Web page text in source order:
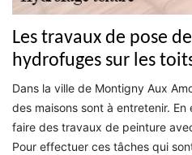
Les travaux de pose
hydrofuges sur les
Dans la ville de Montigny Aux
des maisons sont à entretenir.
faire des travaux de peinture
Pour effectuer ces tâches qui